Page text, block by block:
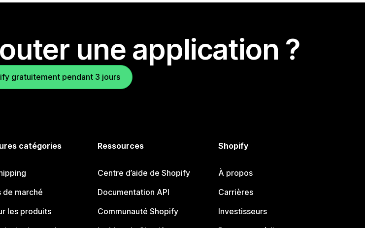
une application ?
gratuitement pendant 3 jours
catégories
de marché
les produits
Ressources
Centre d’aide de Shopify
Documentation API
Communauté Shopify
Shopify
À propos
Carrières
Investisseurs